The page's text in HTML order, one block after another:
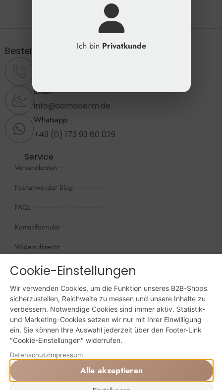
Die natürliche Schönheit erhalten
Bestellung & Support
Email
info@samaderm.de
Whatsapp
+49 (0) 173 93 60 029
Service
Versandkosten
Fachanwender Blog
FAQs
Kontaktformular
Widerrufsrecht
Öffnungszeiten
Wir sind persönlich, für Sie da:
Mo - Do: 09:00 - 16:00 Uhr
Fr: 09:00 - 15:00 Uhr
Sa + So: geschlossen
Online bestellen: 24/7
Powered by Digital Solutions NF
Ich bin Privatkunde
Cookie-Einstellungen
Wir verwenden Cookies, um die Funktion unseres B2B-Shops
sicherzustellen, Reichweite zu messen und unsere Inhalte zu
verbessern. Notwendige Cookies sind immer aktiv. Statistik-
und Marketing-Cookies setzen wir nur mit Ihrer Einwilligung
ein. Sie können Ihre Auswahl jederzeit über den Footer-Link
"Cookie-Einstellungen" widerrufen.
DatenschutzImpressum
Alle akzeptieren